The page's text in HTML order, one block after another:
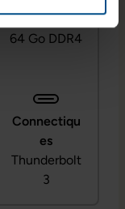
Mémoire
64 Go DDR4
Connectiqu
es
Thunderbolt
3